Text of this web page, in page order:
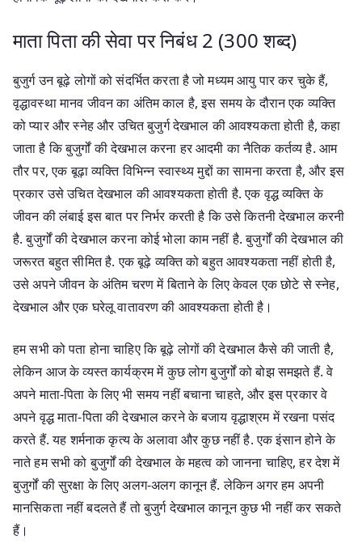
माता पिता की सेवा पर निबंध 2 (300 शब्द)
बुजुर्ग उन बूढ़े लोगों को संदर्भित करता है जो मध्यम आयु पार कर चुके हैं,
वृद्धावस्था मानव जीवन का अंतिम काल है, इस समय के दौरान एक व्यक्ति
को प्यार और स्नेह और उचित बुजुर्ग देखभाल की आवश्यकता होती है, कहा
जाता है कि बुजुर्गों की देखभाल करना हर आदमी का नैतिक कर्तव्य है. आम
तौर पर, एक बूढ़ा व्यक्ति विभिन्न स्वास्थ्य मुद्दों का सामना करता है, और इस
प्रकार उसे उचित देखभाल की आवश्यकता होती है. एक वृद्ध व्यक्ति के
जीवन की लंबाई इस बात पर निर्भर करती है कि उसे कितनी देखभाल करनी
है. बुजुर्गों की देखभाल करना कोई भोला काम नहीं है. बुजुर्गों की देखभाल की
जरूरत बहुत सीमित है. एक बूढ़े व्यक्ति को बहुत आवश्यकता नहीं होती है,
उसे अपने जीवन के अंतिम चरण में बिताने के लिए केवल एक छोटे से स्नेह,
देखभाल और एक घरेलू वातावरण की आवश्यकता होती है।
हम सभी को पता होना चाहिए कि बूढ़े लोगों की देखभाल कैसे की जाती है,
लेकिन आज के व्यस्त कार्यक्रम में कुछ लोग बुजुर्गों को बोझ समझते हैं. वे
अपने माता-पिता के लिए भी समय नहीं बचाना चाहते, और इस प्रकार वे
अपने वृद्ध माता-पिता की देखभाल करने के बजाय वृद्धाश्रम में रखना पसंद
करते हैं. यह शर्मनाक कृत्य के अलावा और कुछ नहीं है. एक इंसान होने के
नाते हम सभी को बुजुर्गों की देखभाल के महत्व को जानना चाहिए, हर देश में
बुजुर्गों की सुरक्षा के लिए अलग-अलग कानून हैं. लेकिन अगर हम अपनी
मानसिकता नहीं बदलते हैं तो बुजुर्ग देखभाल कानून कुछ भी नहीं कर सकते
हैं।